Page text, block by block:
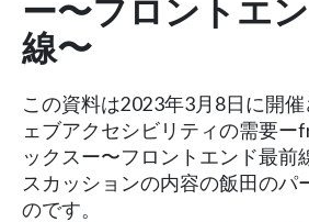
ー〜フロントエ
線〜
この資料は2023年3月8日に開
ェブアクセシビリティの需要
ックスー〜フロントエンド最前
スカッションの内容の飯田のパ
のです。